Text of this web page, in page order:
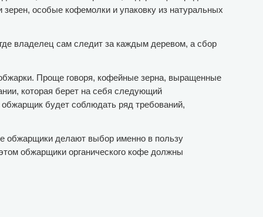
особые кофемолки и упаковку из натуральных
владелец сам следит за каждым деревом, а сбор
Проще говоря, кофейные зерна, выращенные
которая берет на себя следующий
обжарщик будет соблюдать ряд требований,
обжарщики делают выбор именно в пользу
обжарщики органического кофе должны